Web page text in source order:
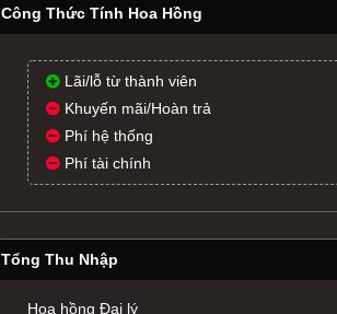
Công Thức Tính Hoa Hồng
Lãi/lỗ từ thành viên
Khuyến mãi/Hoàn trả
Phí hệ thống
Phí tài chính
Tổng Thu Nhập
Hoa hồng Đại lý